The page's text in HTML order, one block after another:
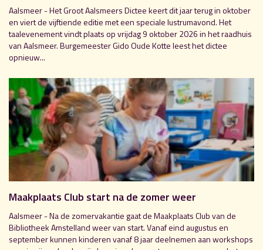
Aalsmeer - Het Groot Aalsmeers Dictee keert dit jaar terug in oktober
en viert de vijftiende editie met een speciale lustrumavond. Het
taalevenement vindt plaats op vrijdag 9 oktober 2026 in het raadhuis
van Aalsmeer. Burgemeester Gido Oude Kotte leest het dictee
opnieuw...
Maakplaats Club start na de zomer weer
Aalsmeer - Na de zomervakantie gaat de Maakplaats Club van de
Bibliotheek Amstelland weer van start. Vanaf eind augustus en
september kunnen kinderen vanaf 8 jaar deelnemen aan workshops